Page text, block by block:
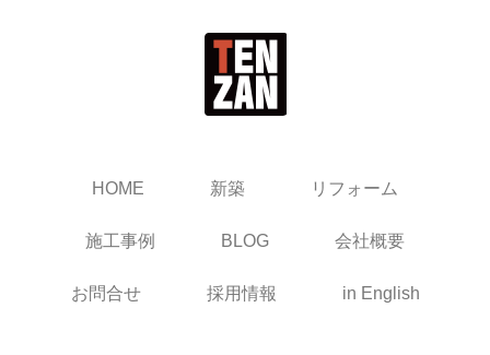
HOME 新築 リフォーム
施工事例 BLOG 会社概要
お問合せ 採用情報 in English